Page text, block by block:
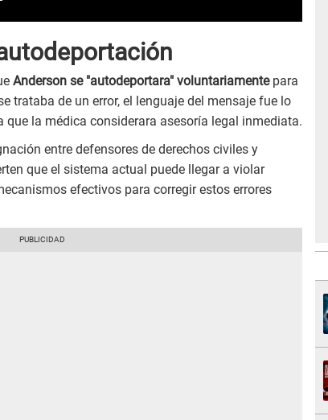
Anderson se "autodeportara" voluntariamentepara
trataba de un error, el lenguaje del mensaje fue lo
la médica considerara asesoría legal inmediata.
entre defensores de derechos civiles y
que el sistema actual puede llegar a violar
efectivos para corregir estos errores